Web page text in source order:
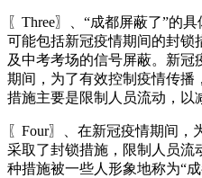
〖Three〗、“成都屏蔽了”的
可能包括新冠疫情期间的封锁
及中考考场的信号屏蔽。新
期间，为了有效控制疫情传播
措施主要是限制人员流动，以
〖Four〗、在新冠疫情期间
采取了封锁措施，限制人员流
种措施被一些人形象地称为“